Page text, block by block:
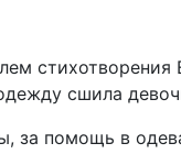
сшила
за помощь в